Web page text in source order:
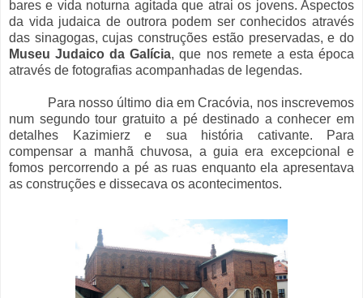
bares e vida noturna agitada que atrai os jovens. Aspectos
da vida judaica de outrora podem ser conhecidos através
das sinagogas, cujas construções estão preservadas, e do
Museu Judaico da Galícia, que nos remete a esta época
através de fotografias acompanhadas de legendas.
Para nosso último dia em Cracóvia, nos inscrevemos
num segundo tour gratuito a pé destinado a conhecer em
detalhes Kazimierz e sua história cativante. Para
compensar a manhã chuvosa, a guia era excepcional e
fomos percorrendo a pé as ruas enquanto ela apresentava
as construções e dissecava os acontecimentos.